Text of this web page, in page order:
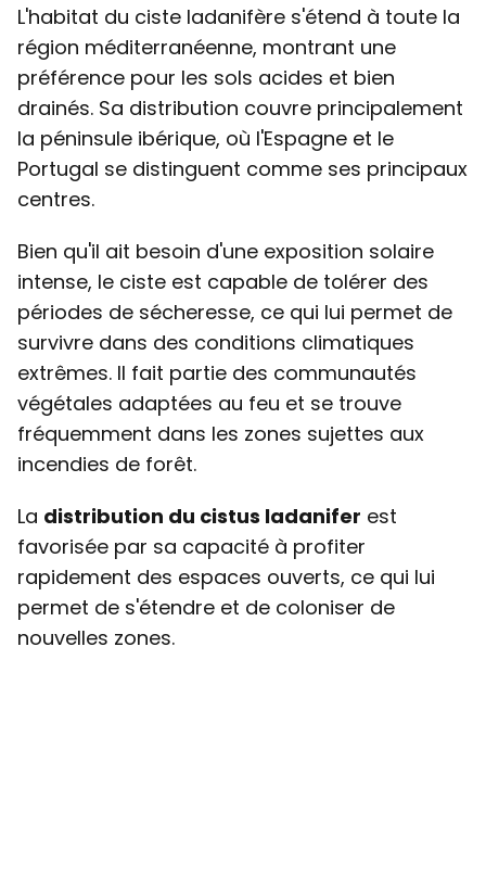
L'habitat du ciste ladanifère s'étend à toute la
région méditerranéenne, montrant une
préférence pour les sols acides et bien
drainés. Sa distribution couvre principalement
la péninsule ibérique, où l'Espagne et le
Portugal se distinguent comme ses principaux
centres.
Bien qu'il ait besoin d'une exposition solaire
intense, le ciste est capable de tolérer des
périodes de sécheresse, ce qui lui permet de
survivre dans des conditions climatiques
extrêmes. Il fait partie des communautés
végétales adaptées au feu et se trouve
fréquemment dans les zones sujettes aux
incendies de forêt.
La distribution du cistus ladanifer est
favorisée par sa capacité à profiter
rapidement des espaces ouverts, ce qui lui
permet de s'étendre et de coloniser de
nouvelles zones.